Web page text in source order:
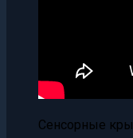
Сенсорные